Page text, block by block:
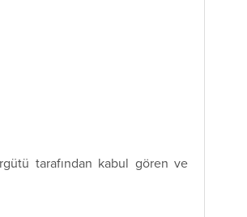
tarafından kabul gören ve